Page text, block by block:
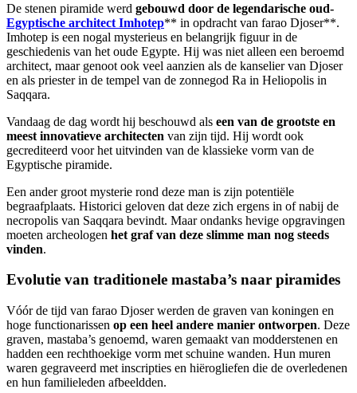
De stenen piramide werd gebouwd door de legendarische oud-
Egyptische architect Imhotep** in opdracht van farao Djoser**.
Imhotep is een nogal mysterieus en belangrijk figuur in de
geschiedenis van het oude Egypte. Hij was niet alleen een beroemd
architect, maar genoot ook veel aanzien als de kanselier van Djoser
en als priester in de tempel van de zonnegod Ra in Heliopolis in
Saqqara.
Vandaag de dag wordt hij beschouwd als een van de grootste en
meest innovatieve architecten van zijn tijd. Hij wordt ook
gecrediteerd voor het uitvinden van de klassieke vorm van de
Egyptische piramide.
Een ander groot mysterie rond deze man is zijn potentiële
begraafplaats. Historici geloven dat deze zich ergens in of nabij de
necropolis van Saqqara bevindt. Maar ondanks hevige opgravingen
moeten archeologen het graf van deze slimme man nog steeds
vinden.
Evolutie van traditionele mastaba’s naar piramides
Vóór de tijd van farao Djoser werden de graven van koningen en
hoge functionarissen op een heel andere manier ontworpen. Deze
graven, mastaba’s genoemd, waren gemaakt van modderstenen en
hadden een rechthoekige vorm met schuine wanden. Hun muren
waren gegraveerd met inscripties en hiërogliefen die de overledenen
en hun familieleden afbeeldden.